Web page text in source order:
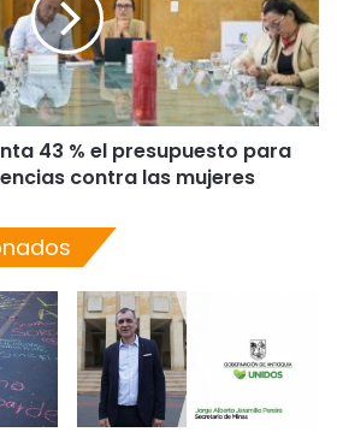
43 % el presupuesto para
contra las mujeres